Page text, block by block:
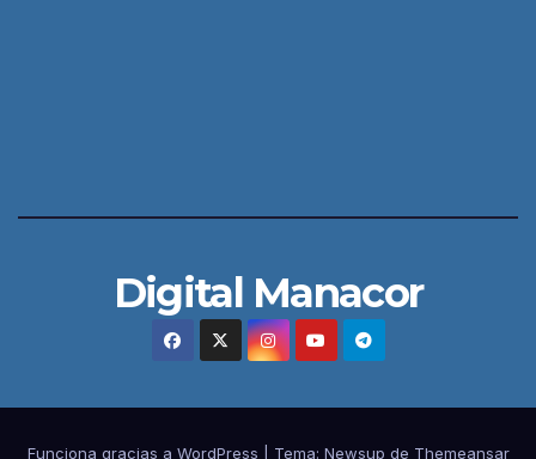
Digital Manacor
Funciona gracias a WordPress Tema: Newsup de Themeansar